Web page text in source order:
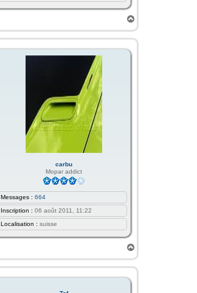
a
t
carbu
Mopar addict
Messages : 664
Inscription : 06 août 2011, 11:22
Localisation : suisse
a
t